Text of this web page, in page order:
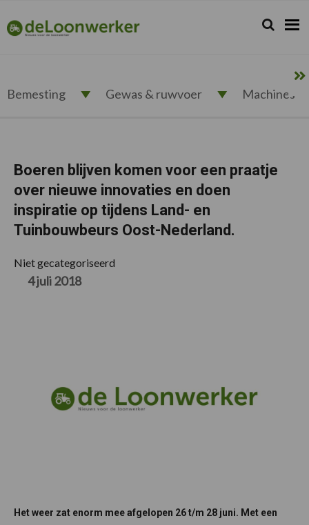
de
hoofdnavigatie
de
hoofd
de
eerste
de
voettekst
deloonwerker.nl Zoeken...
Zoek
Bemesting Gewas & ruwvoer Machines
Boeren blijven komen voor een praatje
over nieuwe innovaties en doen
inspiratie op tijdens Land- en
Tuinbouwbeurs Oost-Nederland.
Niet gecategoriseerd
4 juli 2018
Het weer zat enorm meeafgelopen 26 t/m 28 juni. Met een